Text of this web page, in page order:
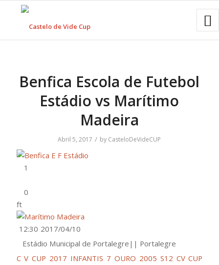
Benfica Escola de Futebol
Estádio vs Marítimo
Madeira
Abril 5, 2017 / by CasteloDeVideCUP
ft
2017/04/10
12:30
Estádio Municipal de Portalegre|| Portalegre
C V CUP 2017 INFANTIS 7 OURO 2005 S12 CV CUP